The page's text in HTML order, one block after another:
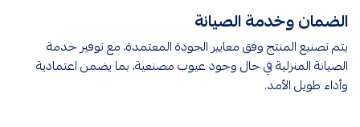
الضمان وخدمة الصيانة
يتم تصنيع المنتج وفق معايير الجودة المعتمدة، مع توفير خدمة
الصيانة المنزلية في حال وجود عيوب مصنعية، بما يضمن اعتمادية
وأداء طويل الأمد.